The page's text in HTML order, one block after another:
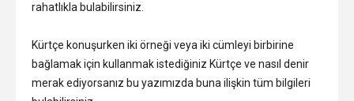
rahatlıkla bulabilirsiniz.
Kürtçe konuşurken iki örneği veya iki cümleyi birbirine
bağlamak için kullanmak istediğiniz Kürtçe ve nasıl denir
merak ediyorsanız bu yazımızda buna ilişkin tüm bilgileri